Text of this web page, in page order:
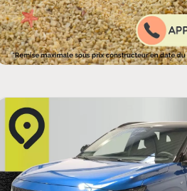
| FormatNumber ]] kms